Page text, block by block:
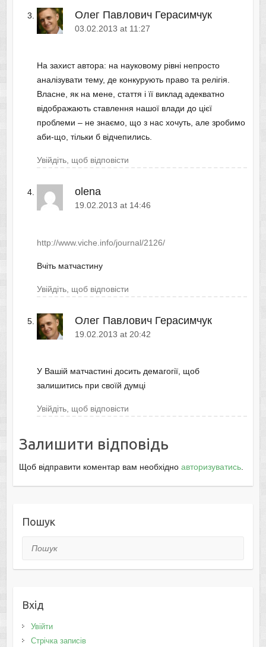
Олег Павлович Герасимчук
03.02.2013 at 11:27
На захист автора: на науковому рівні непросто
аналізувати тему, де конкурують право та релігія.
Власне, як на мене, стаття і її виклад адекватно
відображають ставлення нашої влади до цієї
проблеми – не знаємо, що з нас хочуть, але зробимо
аби-що, тільки б відчепились.
Увійдіть, щоб відповісти
olena
19.02.2013 at 14:46
http://www.viche.info/journal/2126/
Вчіть матчастину
Увійдіть, щоб відповісти
Олег Павлович Герасимчук
19.02.2013 at 20:42
У Вашій матчастині досить демагогії, щоб
залишитись при своїй думці
Увійдіть, щоб відповісти
Залишити відповідь
Щоб відправити коментар вам необхідно авторизуватись.
Пошук
Пошук
Вхід
Увійти
Стрічка записів